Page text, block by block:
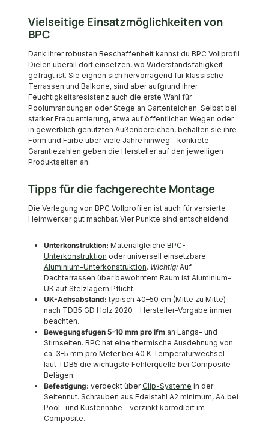
Vielseitige Einsatzmöglichkeiten von
BPC
Dank ihrer robusten Beschaffenheit kannst du BPC Vollprofil
Dielen überall dort einsetzen, wo Widerstandsfähigkeit
gefragt ist. Sie eignen sich hervorragend für klassische
Terrassen und Balkone, sind aber aufgrund ihrer
Feuchtigkeitsresistenz auch die erste Wahl für
Poolumrandungen oder Stege an Gartenteichen. Selbst bei
starker Frequentierung, etwa auf öffentlichen Wegen oder
in gewerblich genutzten Außenbereichen, behalten sie ihre
Form und Farbe über viele Jahre hinweg – konkrete
Garantiezahlen geben die Hersteller auf den jeweiligen
Produktseiten an.
Tipps für die fachgerechte Montage
Die Verlegung von BPC Vollprofilen ist auch für versierte
Heimwerker gut machbar. Vier Punkte sind entscheidend:
Unterkonstruktion: Materialgleiche BPC-
Unterkonstruktion oder universell einsetzbare
Aluminium-Unterkonstruktion. Wichtig:Auf
Dachterrassen über bewohntem Raum ist Aluminium-
UK auf Stelzlagern Pflicht.
UK-Achsabstand: typisch 40–50 cm (Mitte zu Mitte)
nach TDB5 GD Holz 2020 – Hersteller-Vorgabe immer
beachten.
Bewegungsfugen 5–10 mm pro lfman Längs- und
Stirnseiten. BPC hat eine thermische Ausdehnung von
ca. 3–5 mm pro Meter bei 40 K Temperaturwechsel –
laut TDB5 die wichtigste Fehlerquelle bei Composite-
Belägen.
Befestigung: verdeckt über Clip-Systeme in der
Seitennut. Schrauben aus Edelstahl A2 minimum, A4 bei
Pool- und Küstennähe – verzinkt korrodiert im
Composite.